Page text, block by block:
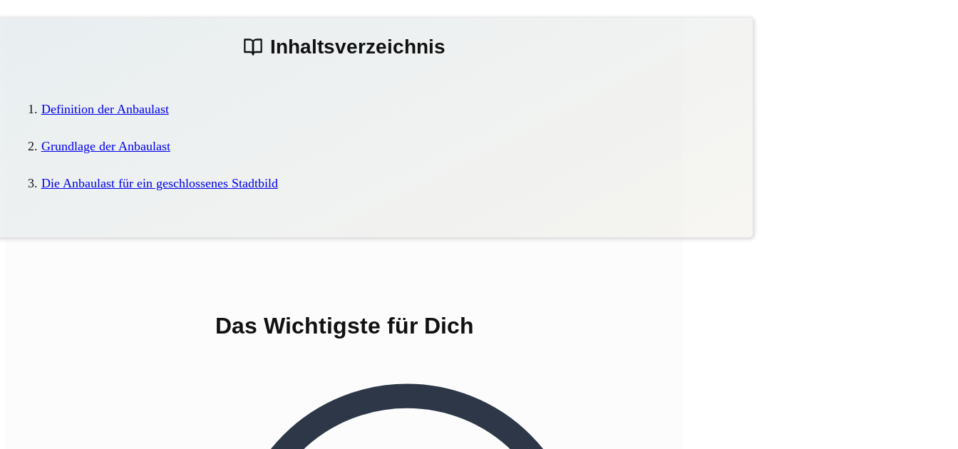
Inhaltsverzeichnis
Definition der Anbaulast
Grundlage der Anbaulast
Die Anbaulast für ein geschlossenes Stadtbild
Das Wichtigste für Dich